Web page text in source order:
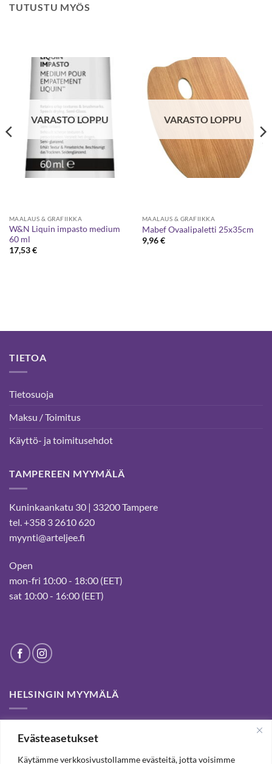
Evästeasetukset
Käytämme verkkosivustollamme evästeitä, jotta voisimme
TUTUSTU MYÖS
VARASTO LOPPU
MAALAUS & GRAFIIKKA
W&N Liquin impasto medium
60 ml
17,53€
VARASTO LOPPU
MAALAUS & GRAFIIKKA
Mabef Ovaalipaletti 25x35cm
9,96€
TIETOA
Tietosuoja
Maksu / Toimitus
Käyttö- ja toimitusehdot
TAMPEREEN MYYMÄLÄ
Kuninkaankatu 30 | 33200 Tampere
tel. +358 3 2610 620
myynti@arteljee.fi
Open
mon-fri 10:00 - 18:00 (EET)
sat 10:00 - 16:00 (EET)
HELSINGIN MYYMÄLÄ
customers for passed years and welcome you to our Tampere
shop and webstore.